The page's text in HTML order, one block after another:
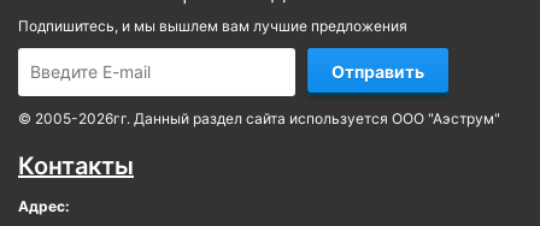
Подпишитесь, и мы вышлем вам лучшие предложения
Отправить
© 2005-2026гг. Данный раздел сайта используется ООО "Аэструм"
Контакты
Адрес: